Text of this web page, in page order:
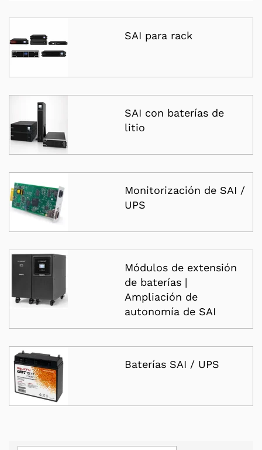
SAI para rack
SAI con baterías de
litio
Monitorización de SAI /
UPS
Módulos de extensión
de baterías |
Ampliación de
autonomía de SAI
Baterías SAI / UPS